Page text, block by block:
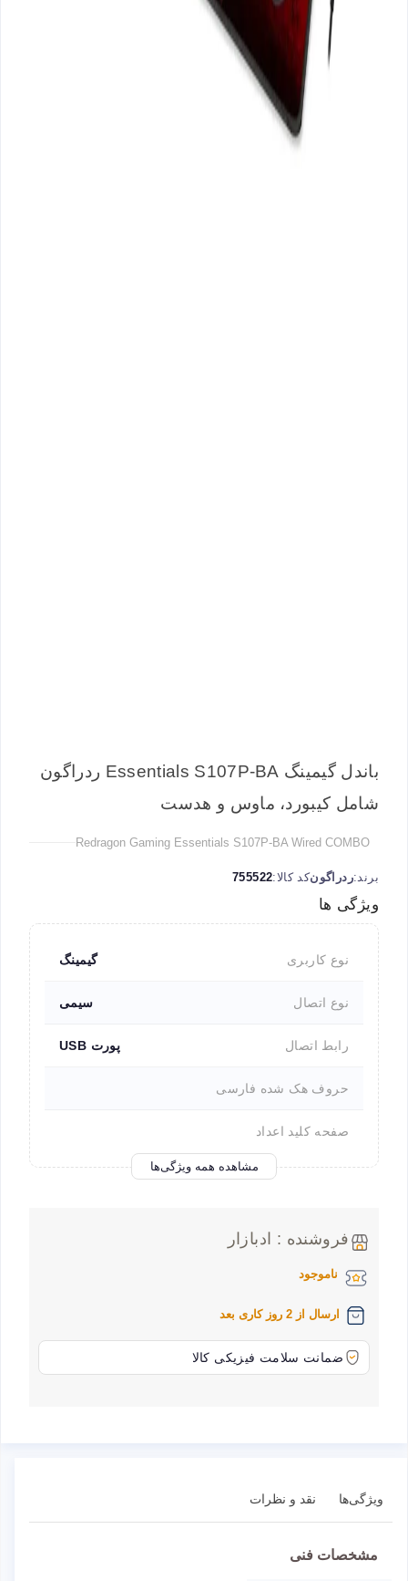
باندل گیمینگ Essentials S107P-BA ردراگون
شامل کیبورد، ماوس و هدست
Redragon Gaming Essentials S107P-BA Wired COMBO
برند:ردراگونکد کالا:755522
ویژگی ها
نوع کاربری گیمینگ
نوع اتصال سیمی
رابط اتصال پورت USB
حروف هک شده فارسی
صفحه کلید اعداد
مشاهده همه ویژگی‌ها
فروشنده : ادبازار
ناموجود
ارسال از 2 روز کاری بعد
ضمانت سلامت فیزیکی کالا
ویژگی‌ها نقد و نظرات
مشخصات فنی